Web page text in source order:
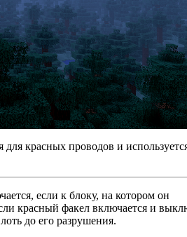
красных проводов и
если к блоку, на котором он
красный факел включается и
до его разрушения.